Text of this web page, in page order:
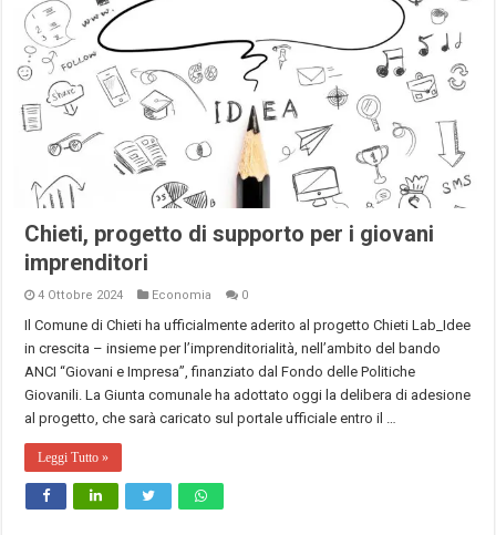
Chieti, progetto di supporto per i giovani
imprenditori
4 Ottobre 2024 Economia 0
Il Comune di Chieti ha ufficialmente aderito al progetto Chieti Lab_Idee
in crescita – insieme per l’imprenditorialità, nell’ambito del bando
ANCI “Giovani e Impresa”, finanziato dal Fondo delle Politiche
Giovanili. La Giunta comunale ha adottato oggi la delibera di adesione
al progetto, che sarà caricato sul portale ufficiale entro il …
Leggi Tutto »